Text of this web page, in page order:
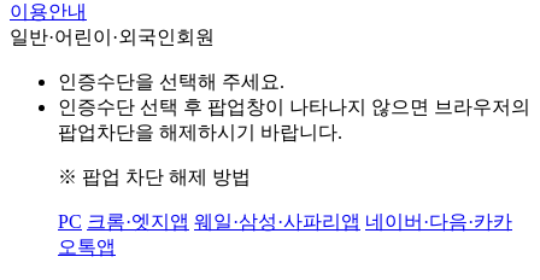
이용안내
일반·어린이·외국인회원
인증수단을 선택해 주세요.
인증수단 선택 후 팝업창이 나타나지 않으면 브라우저의
팝업차단을 해제하시기 바랍니다.
※ 팝업 차단 해제 방법
PC 크롬·엣지앱 웨일·삼성·사파리앱 네이버·다음·카카
오톡앱